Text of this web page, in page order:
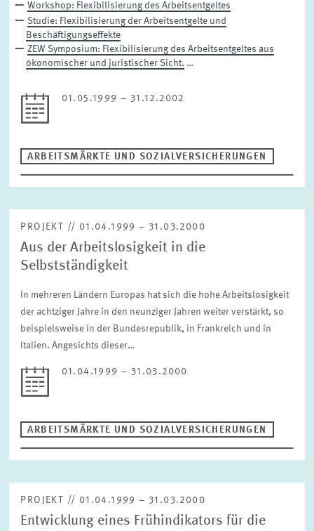
Workshop: Flexibilisierung des Arbeitsentgeltes
Studie: Flexibilisierung der Arbeitsentgelte und
Beschäftigungseffekte
ZEW Symposium: Flexibilisierung des Arbeitsentgeltes aus
ökonomischer und juristischer Sicht. …
01.05.1999 – 31.12.2002
ARBEITSMÄRKTE UND SOZIALVERSICHERUNGEN
PROJEKT // 01.04.1999 – 31.03.2000
Aus der Arbeitslosigkeit in die
Selbstständigkeit
In mehreren Ländern Europas hat sich die hohe Arbeitslosigkeit
der achtziger Jahre in den neunziger Jahren weiter verstärkt, so
beispielsweise in der Bundesrepublik, in Frankreich und in
Italien. Angesichts dieser…
01.04.1999 – 31.03.2000
ARBEITSMÄRKTE UND SOZIALVERSICHERUNGEN
PROJEKT // 01.04.1999 – 31.03.2000
Entwicklung eines Frühindikators für die